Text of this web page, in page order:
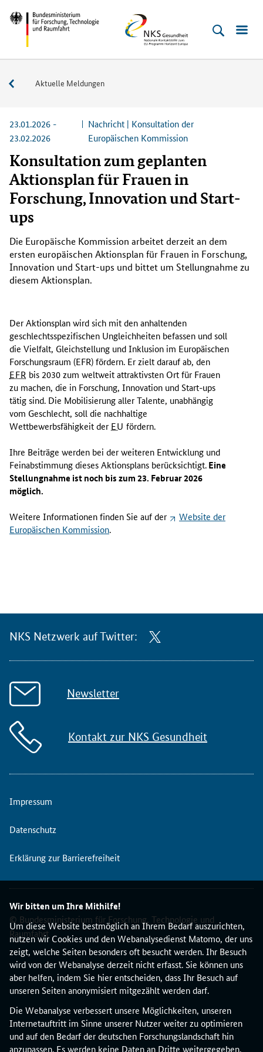
Wir bitten um Ihre Mithilfe!
Um diese Website bestmöglich an Ihrem Bedarf auszurichten,
nutzen wir Cookies und den Webanalysedienst Matomo, der uns
zeigt, welche Seiten besonders oft besucht werden. Ihr Besuch
wird von der Webanalyse derzeit nicht erfasst. Sie können uns
aber helfen, indem Sie hier entscheiden, dass Ihr Besuch auf
unseren Seiten anonymisiert mitgezählt werden darf.
Die Webanalyse verbessert unsere Möglichkeiten, unseren
Internetauftritt im Sinne unserer Nutzer weiter zu optimieren
und auf den Bedarf der deutschen Forschungslandschaft hin
anzupassen. Es werden keine Daten an Dritte weitergegeben.
Direkt
zum
Inhalt
(Eingabetaste)
Direkt
zum
Hauptmenu
(Eingabetaste)
Direkt
zur
Suche
(Eingabetaste)
Direkt
zur
Fußleiste
(Enter)
Bundesministerium
und
NKS
Gesundheit
Service
Aktuelle Meldungen
23.01.2026 -
23.02.2026
Nachricht | Konsultation der
Europäischen Kommission
Konsultation zum geplanten
Aktionsplan für Frauen in
Forschung, Innovation und Start-
ups
Die Europäische Kommission arbeitet derzeit an dem
ersten europäischen Aktionsplan für Frauen in Forschung,
Innovation und Start-ups und bittet um Stellungnahme zu
diesem Aktionsplan.
Der Aktionsplan wird sich mit den anhaltenden
geschlechtsspezifischen Ungleichheiten befassen und soll
die Vielfalt, Gleichstellung und Inklusion im Europäischen
Forschungsraum (EFR) fördern. Er zielt darauf ab, den
EFR bis 2030 zum weltweit attraktivsten Ort für Frauen
zu machen, die in Forschung, Innovation undStart-ups
tätig sind. Die Mobilisierung aller Talente, unabhängig
vom Geschlecht, soll die nachhaltige
Wettbewerbsfähigkeit der EU fördern.
Ihre Beiträge werden bei der weiteren Entwicklung und
Feinabstimmung dieses Aktionsplans berücksichtigt.Eine
Stellungnahme ist noch bis zum 23. Februar 2026
möglich.
Weitere Informationen finden Sie auf der Website der
Europäischen Kommission.
NKS Netzwerk auf Twitter:
Newsletter
Kontakt zur NKS Gesundheit
Impressum
Datenschutz
Erklärung zur Barrierefreiheit
© Bundesministerium für Forschung, Technologie und
Raumfahrt